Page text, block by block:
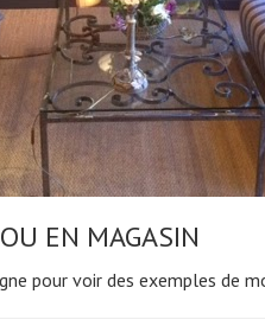
EN MAGASIN
pour voir des exemples de